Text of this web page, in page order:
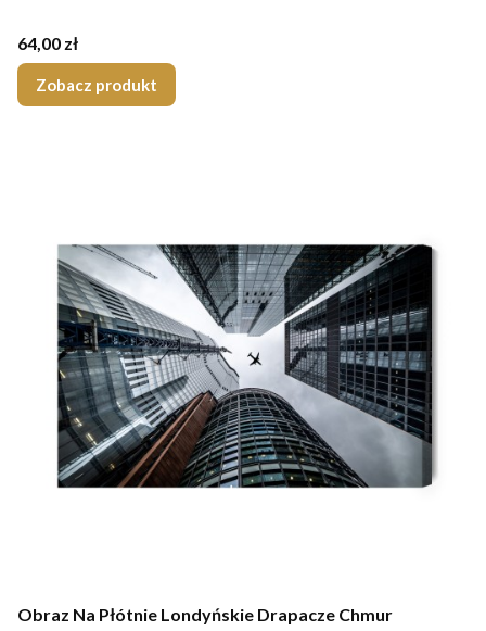
Cena
64,00 zł
Zobacz produkt
Obraz Na Płótnie Londyńskie Drapacze Chmur